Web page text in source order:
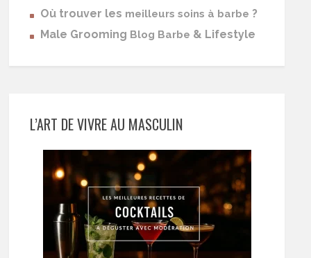
Où trouver les meilleurs soins à barbe ?
Male Grooming Blog Barbe & Lifestyle
L’ART DE VIVRE AU MASCULIN